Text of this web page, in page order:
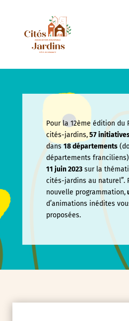
Pour la 12ème édition du
cités-jardins,57
dans18 départements
départements franciliens)
11 juin2023sur la
cités-jardins au naturel”.
nouvelle programmation,
d’animations inédites
proposées.